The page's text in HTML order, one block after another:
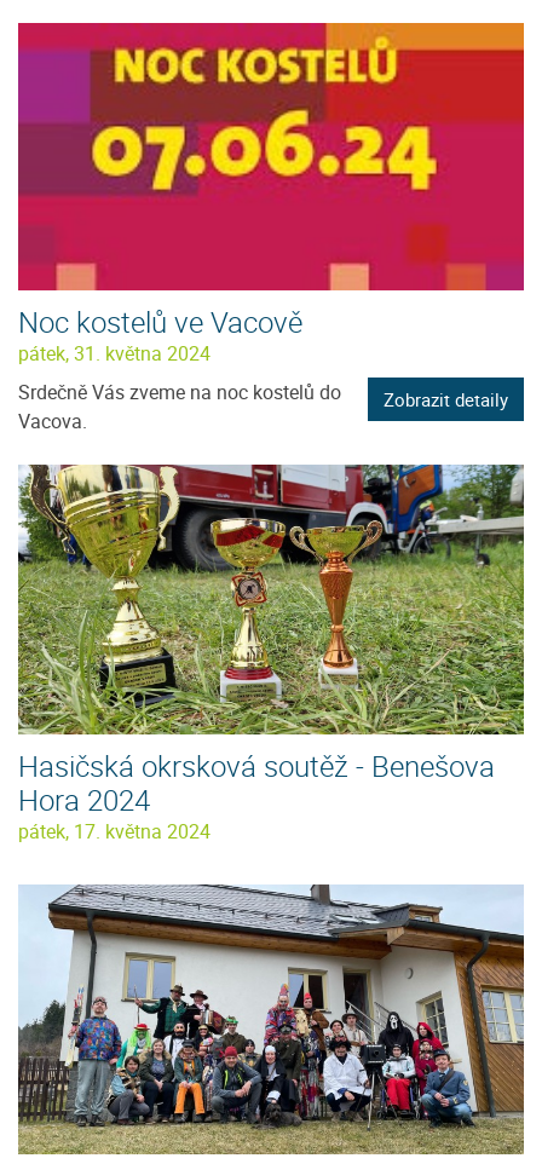
Noc kostelů ve Vacově
pátek, 31. května 2024
Srdečně Vás zveme na noc kostelů do
Vacova.
Zobrazit detaily
Hasičská okrsková soutěž - Benešova
Hora 2024
pátek, 17. května 2024